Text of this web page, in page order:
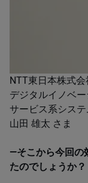
​NTT東日本株式会
デジタルイノベ
サービス系シス
山田 雄太 さま
―そこから今回の
たのでしょうか？​